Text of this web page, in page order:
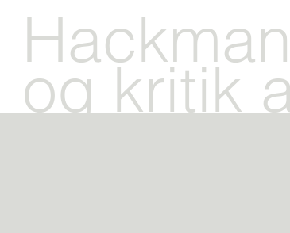
og kritik